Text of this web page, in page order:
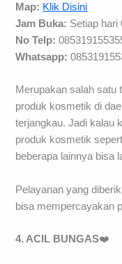
Map: Klik Disini
Jam Buka: Setiap hari
No Telp:
Whatsapp:
Merupakan salah satu
produk kosmetik di
terjangkau. Jadi kalau
produk kosmetik
beberapa lainnya bisa
Pelayanan yang
bisa mempercayakan
4. ACIL BUNGAS❤️